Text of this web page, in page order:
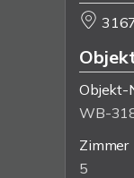
Objekt-
WB-
Zimmer
5